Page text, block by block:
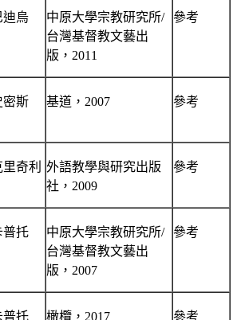
迪烏 中原大學宗教研究所/
台灣基督教文藝出
版， 2011
參考
密斯 基道， 2007 參考
里奇利
外語教學與研究出版
社， 2009
參考
普托 中原大學宗教研究所/
台灣基督教文藝出
版， 2007
參考
普托 橄欖， 2017 參考